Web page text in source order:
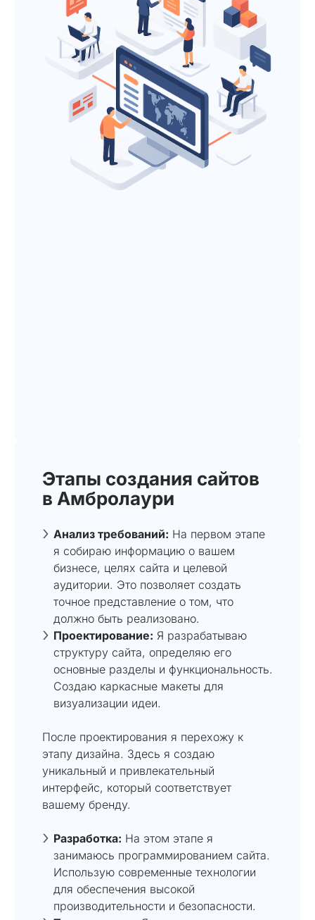
Этапы создания сайтов
в Амбролаури
Анализ требований: На первом этапе
я собираю информацию о вашем
бизнесе, целях сайта и целевой
аудитории. Это позволяет создать
точное представление о том, что
должно быть реализовано.
Проектирование: Я разрабатываю
структуру сайта, определяю его
основные разделы и функциональность.
Создаю каркасные макеты для
визуализации идеи.
После проектирования я перехожу к
этапу дизайна. Здесь я создаю
уникальный и привлекательный
интерфейс, который соответствует
вашему бренду.
Разработка: На этом этапе я
занимаюсь программированием сайта.
Использую современные технологии
для обеспечения высокой
производительности и безопасности.